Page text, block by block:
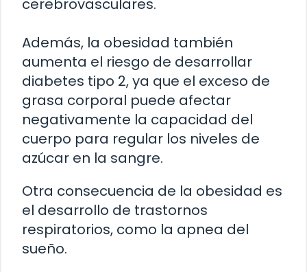
cerebrovasculares.
Además, la obesidad también
aumenta el riesgo de desarrollar
diabetes tipo 2, ya que el exceso de
grasa corporal puede afectar
negativamente la capacidad del
cuerpo para regular los niveles de
azúcar en la sangre.
Otra consecuencia de la obesidad es
el desarrollo de trastornos
respiratorios, como la apnea del
sueño.